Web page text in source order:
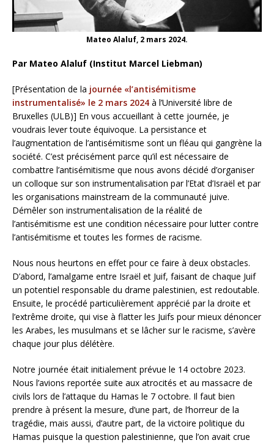
Mateo Alaluf, 2 mars 2024.
Par Mateo Alaluf (Institut Marcel Liebman)
[Présentation de la journée «l’antisémitisme
instrumentalisé» le 2 mars 2024 à l’Université libre de
Bruxelles (ULB)] En vous accueillant à cette journée, je
voudrais lever toute équivoque. La persistance et
l’augmentation de l’antisémitisme sont un fléau qui gangrène la
société. C’est précisément parce qu’il est nécessaire de
combattre l’antisémitisme que nous avons décidé d’organiser
un colloque sur son instrumentalisation par l’Etat d’Israël et par
les organisations mainstream de la communauté juive.
Démêler son instrumentalisation de la réalité de
l’antisémitisme est une condition nécessaire pour lutter contre
l’antisémitisme et toutes les formes de racisme.
Nous nous heurtons en effet pour ce faire à deux obstacles.
D’abord, l’amalgame entre Israël et Juif, faisant de chaque Juif
un potentiel responsable du drame palestinien, est redoutable.
Ensuite, le procédé particulièrement apprécié par la droite et
l’extrême droite, qui vise à flatter les Juifs pour mieux dénoncer
les Arabes, les musulmans et se lâcher sur le racisme, s’avère
chaque jour plus délétère.
Notre journée était initialement prévue le 14 octobre 2023.
Nous l’avions reportée suite aux atrocités et au massacre de
civils lors de l’attaque du Hamas le 7 octobre. Il faut bien
prendre à présent la mesure, d’une part, de l’horreur de la
tragédie, mais aussi, d’autre part, de la victoire politique du
Hamas puisque la question palestinienne, que l’on avait crue